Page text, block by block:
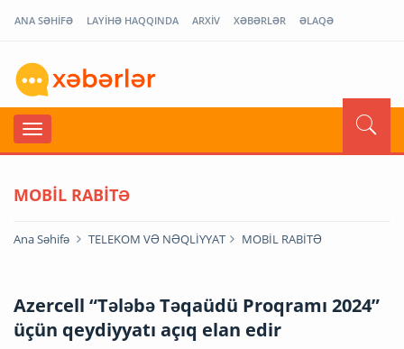
ANA SƏHİFƏ LAYİHƏ HAQQINDA ARXİV XƏBƏRLƏR ƏLAQƏ
MOBİL RABİTƏ
Ana Səhifə TELEKOM VƏ NƏQLİYYAT MOBİL RABİTƏ
Azercell “Tələbə Təqaüdü Proqramı 2024”
üçün qeydiyyatı açıq elan edir